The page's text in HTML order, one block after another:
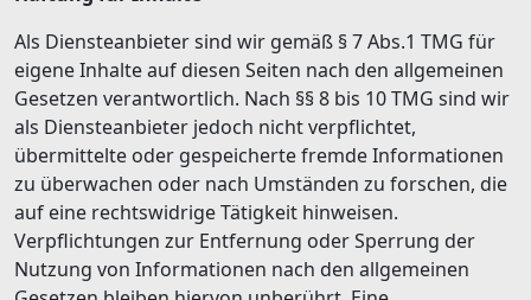
Als Diensteanbieter sind wir gemäß § 7 Abs.1 TMG für
eigene Inhalte auf diesen Seiten nach den allgemeinen
Gesetzen verantwortlich. Nach §§ 8 bis 10 TMG sind wir
als Diensteanbieter jedoch nicht verpflichtet,
übermittelte oder gespeicherte fremde Informationen
zu überwachen oder nach Umständen zu forschen, die
auf eine rechtswidrige Tätigkeit hinweisen.
Verpflichtungen zur Entfernung oder Sperrung der
Nutzung von Informationen nach den allgemeinen